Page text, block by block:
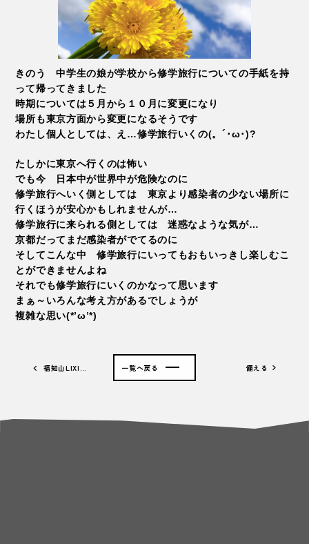
きのう 中学生の娘が学校から修学旅行についての手紙を持
って帰ってきました
時期については５月から１０月に変更になり
場所も東京方面から変更になるそうです
わたし個人としては、え…修学旅行いくの(。´･ω･)?
たしかに東京へ行くのは怖い
でも今 日本中が世界中が危険なのに
修学旅行へいく側としては 東京より感染者の少ない場所に
行くほうが安心かもしれませんが…
修学旅行に来られる側としては 迷惑なような気が…
京都だってまだ感染者がでてるのに
そしてこんな中 修学旅行にいってもおもいっきし楽しむこ
とができませんよね
それでも修学旅行にいくのかなって思います
まぁ～いろんな考え方があるでしょうが
複雑な思い(*’ω’*)
福知山LIXI… 備える
一覧へ戻る